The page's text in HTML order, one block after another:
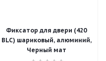
Фиксатор для двери (420
BLC) шариковый, алюминий,
Черный мат